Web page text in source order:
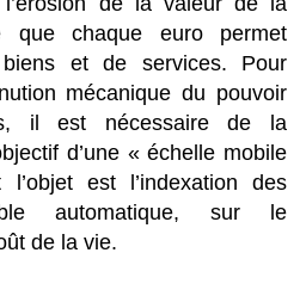
que chaque euro permet
et de services. Pour
mécanique du pouvoir
il est nécessaire de la
d’une « échelle mobile
est l’indexation des
automatique, sur le
de la vie.